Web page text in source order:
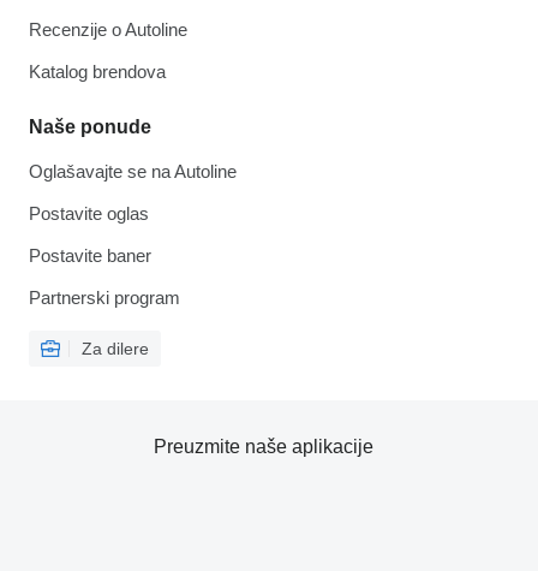
Recenzije o Autoline
Katalog brendova
Naše ponude
Oglašavajte se na Autoline
Postavite oglas
Postavite baner
Partnerski program
Za dilere
Preuzmite naše aplikacije